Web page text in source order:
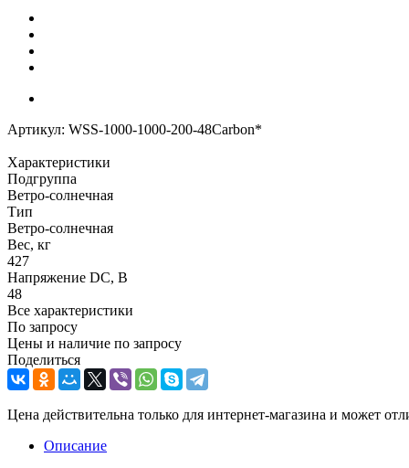
Артикул: WSS-1000-1000-200-48Carbon*
Характеристики
Подгруппа
Ветро-солнечная
Тип
Ветро-солнечная
Вес, кг
427
Напряжение DC, В
48
Все характеристики
По запросу
Цены и наличие по запросу
Поделиться
Цена действительна только для интернет-магазина и может
Описание